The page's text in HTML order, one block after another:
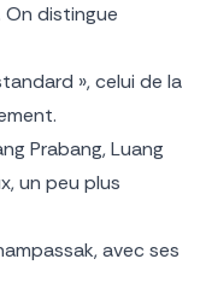
On distingue
», celui de la
Prabang, Luang
un peu plus
avec ses